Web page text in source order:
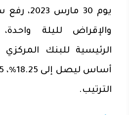
يوم 30
والإقراض لليلة
الترتيب.